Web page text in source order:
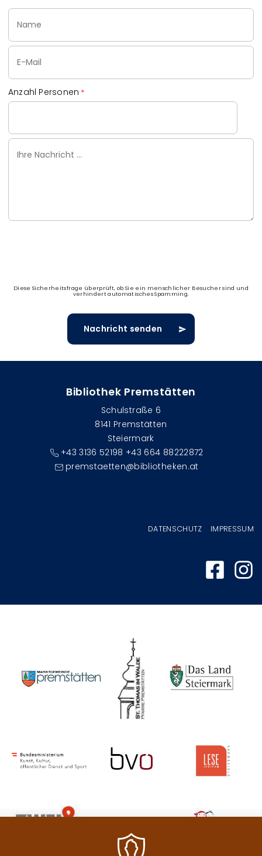
Name
Email
Anzahl Personen
Ihre
Nachricht
Diese Sicherheitsfrage überprüft, ob Sie ein menschlicher Besucher sind und
verhindert automatisches Spamming.
Bibliothek Premstätten
Schulstraße 6
8141 Premstätten
Steiermark
+43 3136 52198 +43 664 88222872
premstaetten@bibliotheken.at
DATENSCHUTZ IMPRESSUM
Image
Image
Image Image